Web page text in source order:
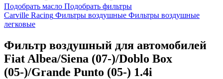
Подобрать масло Подобрать фильтры
Carville Racing Фильтры воздушные Фильтры воздушные
легковые
Фильтр воздушный для автомобилей
Fiat Albea/Siena (07-)/Doblo Box
(05-)/Grande Punto (05-) 1.4i